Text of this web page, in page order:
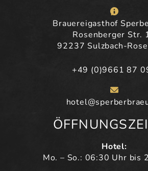
Brauereigasthof
Rosenberger Str.
92237 Sulzbach-
+49 (0)9661 87
Hotel:
Mo. – So.: 06:30 Uhr bis